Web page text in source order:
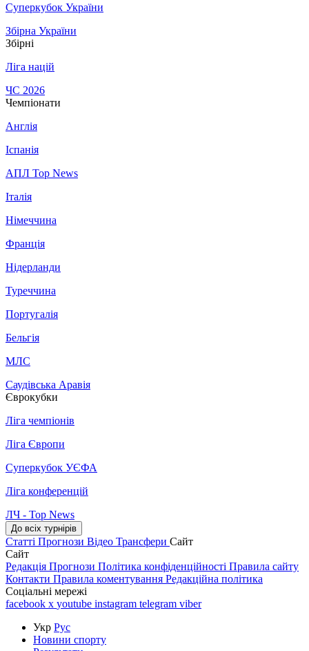
Суперкубок України
Збірна України
Збірні
Ліга націй
ЧС 2026
Чемпіонати
Англія
Іспанія
АПЛ Top News
Італія
Німеччина
Франція
Нідерланди
Туреччина
Португалія
Бельгія
МЛС
Саудівська Аравія
Єврокубки
Ліга чемпіонів
Ліга Європи
Суперкубок УЄФА
Ліга конференцій
ЛЧ - Top News
До всіх турнірів
Статті Прогнози Відео Трансфери Сайт
Сайт
Редакція Прогнози Політика конфіденційності Правила сайту
Контакти Правила коментування Редакційна політика
Соціальні мережі
facebook x youtube instagram telegram viber
Укр Рус
Новини спорту